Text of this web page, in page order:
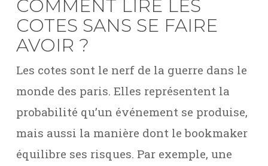
COMMENT LIRE LES
COTES SANS SE FAIRE
AVOIR ?
Les cotes sont le nerf de la guerre dans le
monde des paris. Elles représentent la
probabilité qu’un événement se produise,
mais aussi la manière dont le bookmaker
équilibre ses risques. Par exemple, une